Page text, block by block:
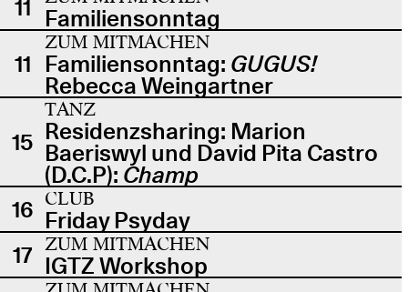
11 Familiensonntag
11
ZUM MITMACHEN
Familiensonntag: GUGUS!
Rebecca Weingartner
15
TANZ
Residenzsharing: Marion
Baeriswyl und David Pita Castro
(D.C.P): Champ
16 CLUB
Friday Psyday
17 ZUM MITMACHEN
IGTZ Workshop